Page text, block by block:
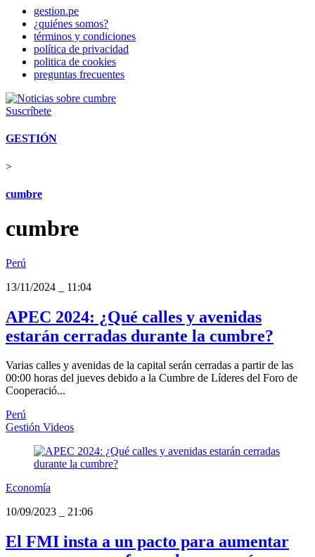
gestion.pe
¿quiénes somos?
términos y condiciones
política de privacidad
politica de cookies
preguntas frecuentes
Suscríbete
GESTIÓN
>
cumbre
cumbre
Perú
13/11/2024
11:04
APEC 2024: ¿Qué calles y avenidas
estarán cerradas durante la cumbre?
Varias calles y avenidas de la capital serán cerradas a partir de las
00:00 horas del jueves debido a la Cumbre de Líderes del Foro de
Cooperació...
Perú
Gestión Videos
Economía
10/09/2023
21:06
El FMI insta a un pacto para aumentar